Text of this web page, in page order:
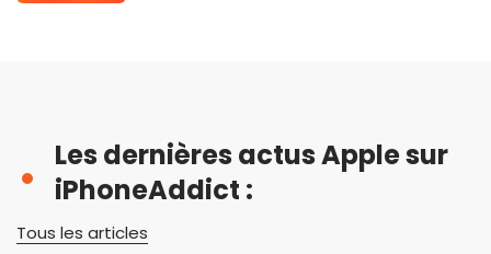
Les dernières actus Apple sur
iPhoneAddict :
Tous les articles